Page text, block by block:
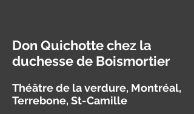
Don Quichotte chez la
duchesse de Boismortier
Théâtre de la verdure, Montréal,
Terrebone, St-Camille